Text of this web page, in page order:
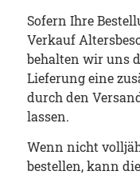
Sofern Ihre
Verkauf
behalten wir uns
Lieferung eine
durch den
lassen.
Wenn nicht
bestellen, kann